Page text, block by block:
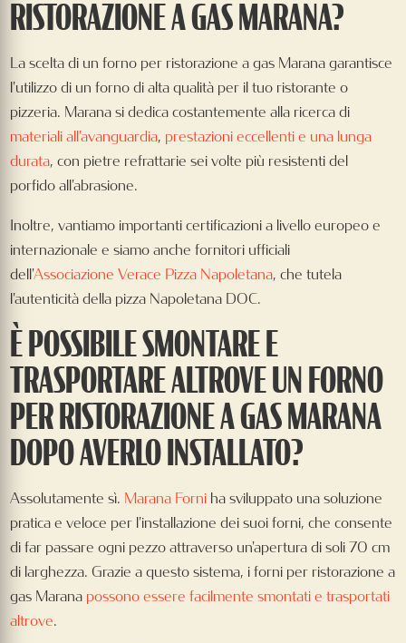
RISTORAZIONE A GAS MARANA?
La scelta di un forno per ristorazione a gas Marana garantisce
l'utilizzo di un forno di alta qualità per il tuo ristorante o
pizzeria. Marana si dedica costantemente alla ricerca di
materiali all'avanguardia, prestazioni eccellenti e una lunga
durata, con pietre refrattarie sei volte più resistenti del
porfido all'abrasione.
Inoltre, vantiamo importanti certificazioni a livello europeo e
internazionale e siamo anche fornitori ufficiali
dell'Associazione Verace Pizza Napoletana, che tutela
l'autenticità della pizza Napoletana DOC.
È POSSIBILE SMONTARE E
TRASPORTARE ALTROVE UN FORNO
PER RISTORAZIONE A GAS MARANA
DOPO AVERLO INSTALLATO?
Assolutamente sì. Marana Forni ha sviluppato una soluzione
pratica e veloce per l'installazione dei suoi forni, che consente
di far passare ogni pezzo attraverso un'apertura di soli 70 cm
di larghezza. Grazie a questo sistema, i forni per ristorazione a
gas Marana possono essere facilmente smontati e trasportati
altrove.